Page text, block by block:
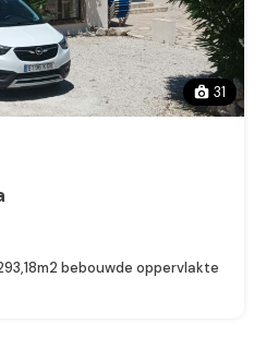
31
bebouwde oppervlakte